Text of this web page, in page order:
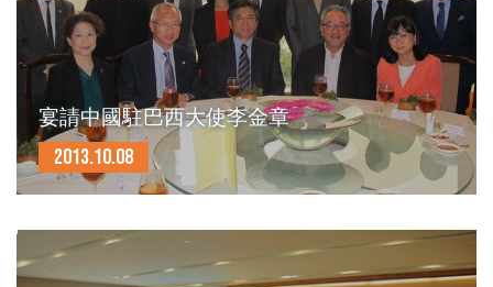
宴請中國駐巴西大使李金章
2013.10.08